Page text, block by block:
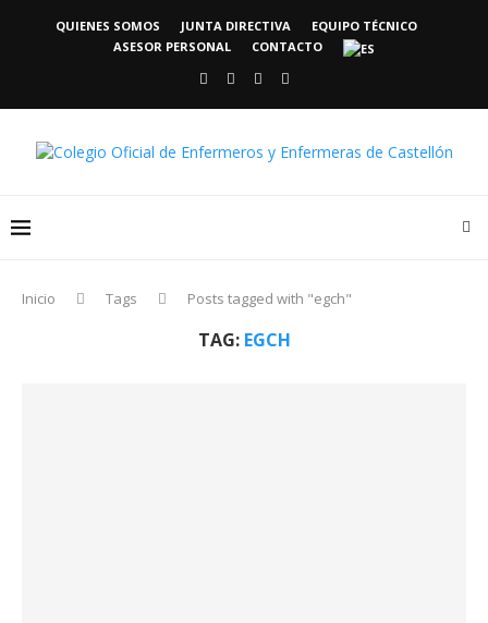
QUIENES SOMOS JUNTA DIRECTIVA
EQUIPO TÉCNICO
ASESOR PERSONAL
CONTACTO
Inicio Tags Posts tagged with "egch"
TAG: EGCH